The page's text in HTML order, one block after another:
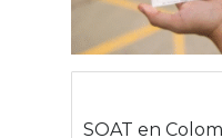
SOAT en